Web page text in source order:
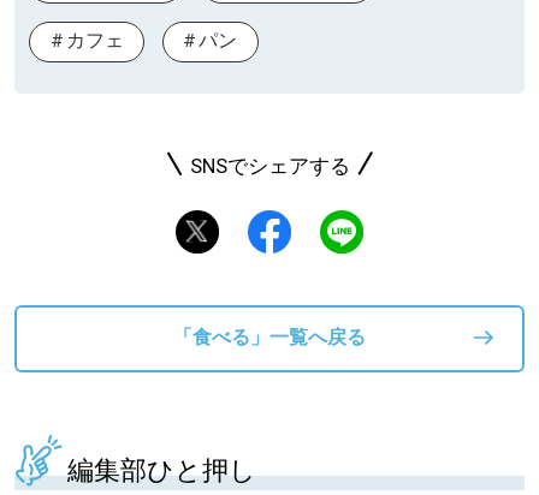
カフェ パン
SNSでシェアする
「食べる」一覧へ戻る
編集部ひと押し